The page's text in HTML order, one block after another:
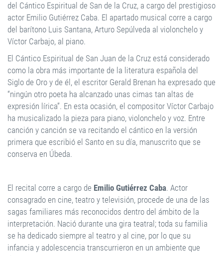
del Cántico Espiritual de San de la Cruz, a cargo del prestigioso
actor Emilio Gutiérrez Caba. El apartado musical corre a cargo
del barítono Luis Santana, Arturo Sepúlveda al violonchelo y
Víctor Carbajo, al piano.
El Cántico Espiritual de San Juan de la Cruz está considerado
como la obra más importante de la literatura española del
Siglo de Oro y de él, el escritor Gerald Brenan ha expresado que
“ningún otro poeta ha alcanzado unas cimas tan altas de
expresión lírica”. En esta ocasión, el compositor Víctor Carbajo
ha musicalizado la pieza para piano, violonchelo y voz. Entre
canción y canción se va recitando el cántico en la versión
primera que escribió el Santo en su día, manuscrito que se
conserva en Úbeda.
El recital corre a cargo de Emilio Gutiérrez Caba. Actor
consagrado en cine, teatro y televisión, procede de una de las
sagas familiares más reconocidos dentro del ámbito de la
interpretación. Nació durante una gira teatral; toda su familia
se ha dedicado siempre al teatro y al cine, por lo que su
infancia y adolescencia transcurrieron en un ambiente que